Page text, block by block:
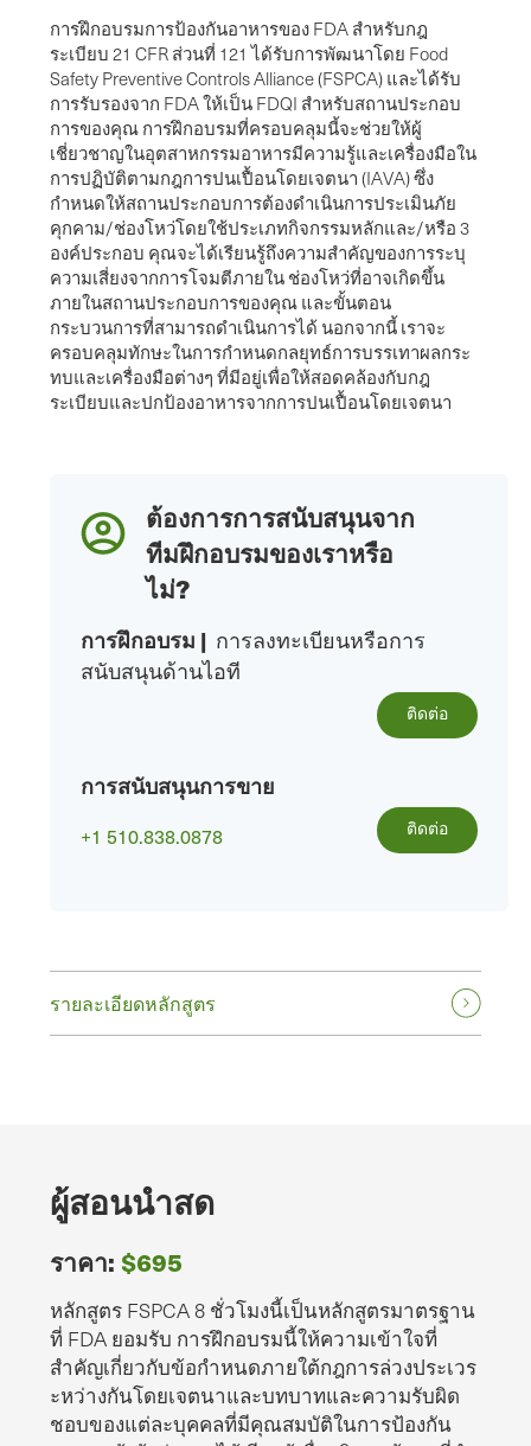
การฝึกอบรมการป้องกันอาหารของ FDA สำหรับกฎ
ระเบียบ 21 CFR ส่วนที่ 121 ได้รับการพัฒนาโดย Food
Safety Preventive Controls Alliance (FSPCA) และได้รับ
การรับรองจาก FDA ให้เป็น FDQI สำหรับสถานประกอบ
การของคุณ การฝึกอบรมที่ครอบคลุมนี้จะช่วยให้ผู้
เชี่ยวชาญในอุตสาหกรรมอาหารมีความรู้และเครื่องมือใน
การปฏิบัติตามกฎการปนเปื้อนโดยเจตนา (IAVA) ซึ่ง
กำหนดให้สถานประกอบการต้องดำเนินการประเมินภัย
คุกคาม/ช่องโหว่โดยใช้ประเภทกิจกรรมหลักและ/หรือ 3
องค์ประกอบ คุณจะได้เรียนรู้ถึงความสำคัญของการระบุ
ความเสี่ยงจากการโจมตีภายใน ช่องโหว่ที่อาจเกิดขึ้น
ภายในสถานประกอบการของคุณ และขั้นตอน
กระบวนการที่สามารถดำเนินการได้ นอกจากนี้ เราจะ
ครอบคลุมทักษะในการกำหนดกลยุทธ์การบรรเทาผลกระ
ทบและเครื่องมือต่างๆ ที่มีอยู่เพื่อให้สอดคล้องกับกฎ
ระเบียบและปกป้องอาหารจากการปนเปื้อนโดยเจตนา
ต้องการการสนับสนุนจาก
ทีมฝึกอบรมของเราหรือ
ไม่?
การฝึกอบรม | การลงทะเบียนหรือการ
สนับสนุนด้านไอที
ติดต่อ
การสนับสนุนการขาย
+1 510.838.0878 ติดต่อ
รายละเอียดหลักสูตร
ผู้สอนนําสด
ราคา: $695
หลักสูตร FSPCA 8 ชั่วโมงนี้เป็นหลักสูตรมาตรฐาน
ที่ FDA ยอมรับ การฝึกอบรมนี้ให้ความเข้าใจที่
สําคัญเกี่ยวกับข้อกําหนดภายใต้กฎการล่วงประเวร
ะหว่างกันโดยเจตนาและบทบาทและความรับผิด
ชอบของแต่ละบุคคลที่มีคุณสมบัติในการป้องกัน